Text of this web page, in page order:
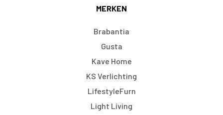
MERKEN
Brabantia
Gusta
Kave Home
KS Verlichting
LifestyleFurn
Light Living